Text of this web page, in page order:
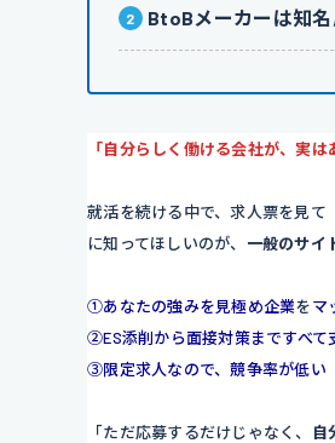
BtoBメーカーは知
「自分らしく働ける会社が、実
就活を続ける中で、求人票を見て
に知ってほしいのが、 一般のサイ
①あなたの強みを見極め企業をマ
②ES添削から面接対策まですべて
③限定求人なので、競争率が低い
「ただ応募するだけじゃなく、 自